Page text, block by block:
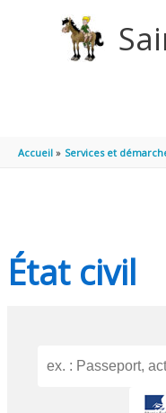
Accueil Services et
État civil